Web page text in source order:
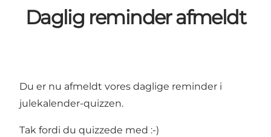
Daglig reminder afmeldt
Du er nu afmeldt vores daglige reminder i
julekalender-quizzen.
Tak fordi du quizzede med :-)